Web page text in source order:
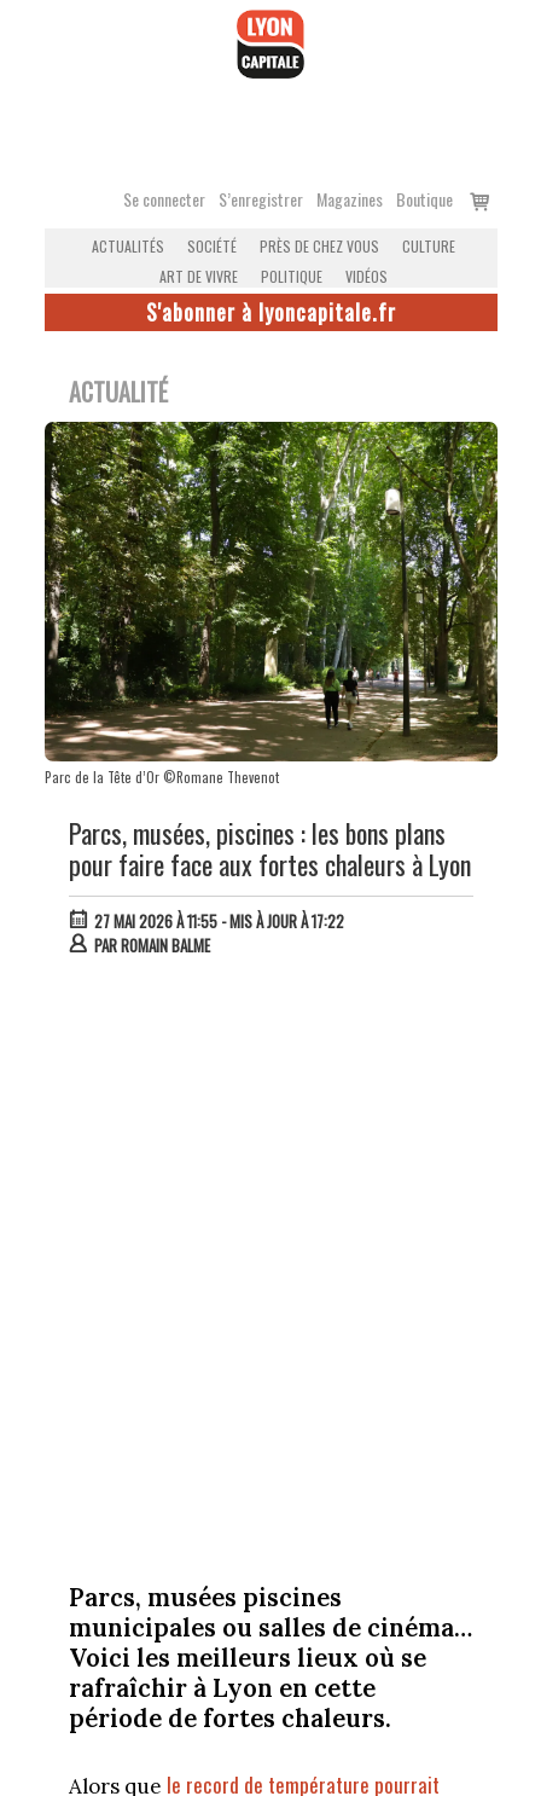
Se connecter S’enregistrer Magazines Boutique
Voir
ACTUALITÉS SOCIÉTÉ PRÈS DE CHEZ VOUS
CULTURE
ART DE VIVRE
POLITIQUE VIDÉOS
S'abonner à lyoncapitale.fr
ACTUALITÉ
Parc de la Tête d’Or ©Romane Thevenot
Parcs, musées, piscines : les bons plans
pour faire face aux fortes chaleurs à Lyon
27 MAI 2026 À 11:55- MIS À JOUR À 17:22
PARROMAIN BALME
Parcs, musées piscines
municipales ou salles de cinéma…
Voici les meilleurs lieux où se
rafraîchir à Lyon en cette
période de fortes chaleurs.
Alors que le record de température pourrait